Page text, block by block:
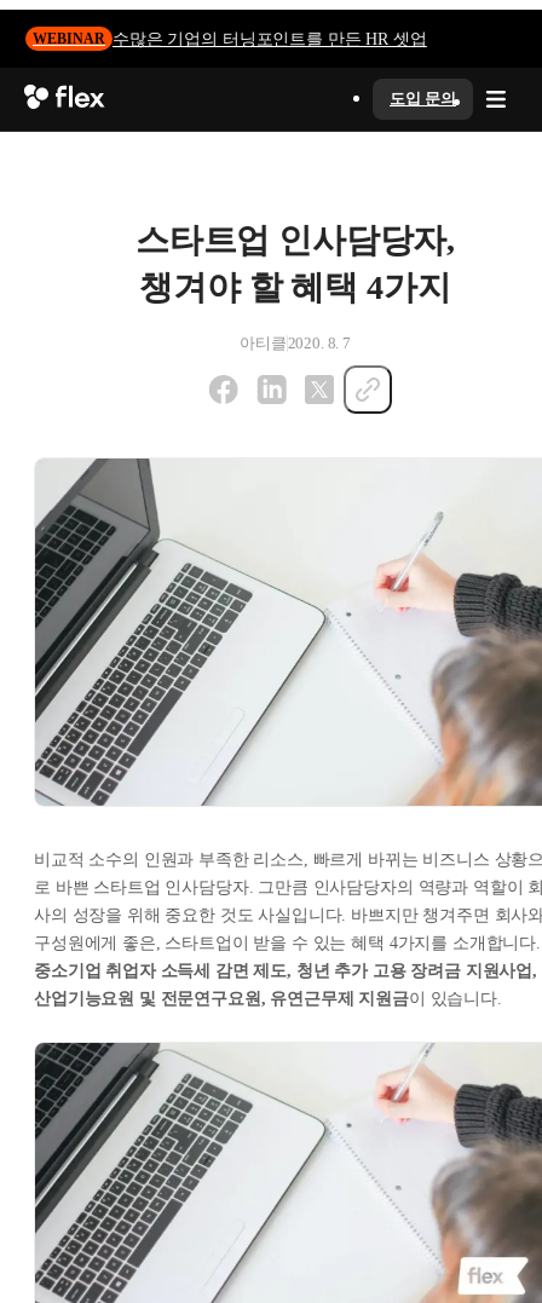
WEBINAR 수많은 기업의 터닝포인트를 만든 HR 셋업
도입 문의
스타트업 인사담당자,
챙겨야 할 혜택 4가지
아티클 2020. 8. 7
비교적 소수의 인원과 부족한 리소스, 빠르게 바뀌는 비즈니스 상황
로 바쁜 스타트업 인사담당자. 그만큼 인사담당자의 역량과 역할이
사의 성장을 위해 중요한 것도 사실입니다. 바쁘지만 챙겨주면 회사
구성원에게 좋은, 스타트업이 받을 수 있는 혜택 4가지를 소개합니다.
중소기업 취업자 소득세 감면 제도, 청년 추가 고용 장려금 지원사업,
산업기능요원 및 전문연구요원, 유연근무제 지원금이 있습니다.